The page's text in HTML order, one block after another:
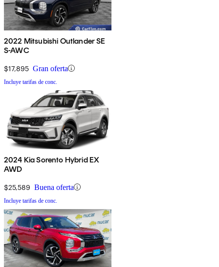
2022 Mitsubishi Outlander SE
S-AWC
$17,895 Gran oferta
Incluye tarifas de conc.
2024 Kia Sorento Hybrid EX
AWD
$25,589 Buena oferta
Incluye tarifas de conc.